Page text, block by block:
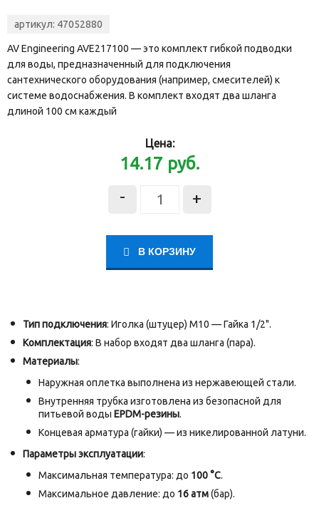
артикул: 47052880
AV Engineering AVE217100 — это комплект гибкой подводки
для воды, предназначенный для подключения
сантехнического оборудования (например, смесителей) к
системе водоснабжения. В комплект входят два шланга
длиной 100 см каждый
Цена:
14.17 руб.
- +
В КОРЗИНУ
Тип подключения: Иголка (штуцер) M10 — Гайка 1/2".
Комплектация: В набор входят два шланга (пара).
Материалы:
Наружная оплетка выполнена из нержавеющей стали.
Внутренняя трубка изготовлена из безопасной для
питьевой воды EPDM-резины.
Концевая арматура (гайки) — из никелированной латуни.
Параметры эксплуатации:
Максимальная температура: до 100 °C.
Максимальное давление: до 16 атм(бар).